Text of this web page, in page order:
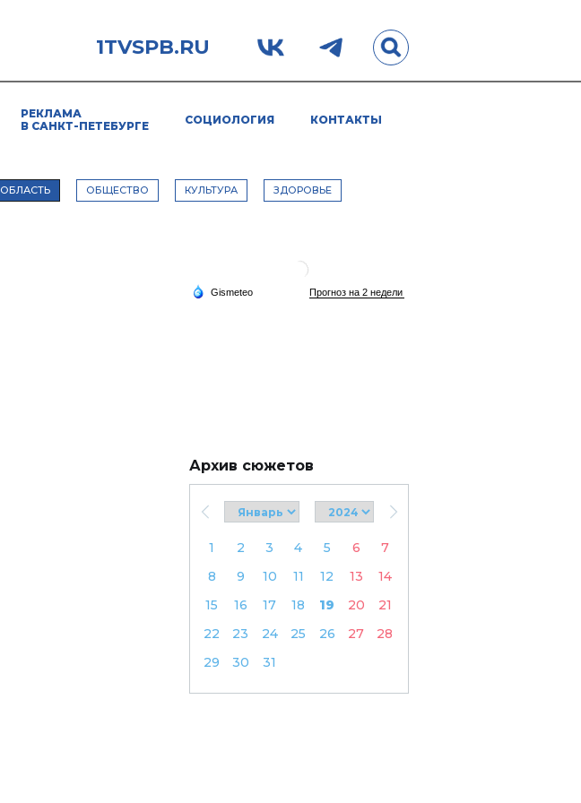
1TVSPB.RU
РЕКЛАМА
В САНКТ-ПЕТЕБУРГЕ
СОЦИОЛОГИЯ КОНТАКТЫ
ОБЛАСТЬ ОБЩЕСТВО КУЛЬТУРА ЗДОРОВЬЕ
Архив сюжетов
1 2 3 4 5 6
7
8
9 10 11 12 13
14
15
16 17 18 19 20
21
22
23 24 25 26 27
28
29
30 31